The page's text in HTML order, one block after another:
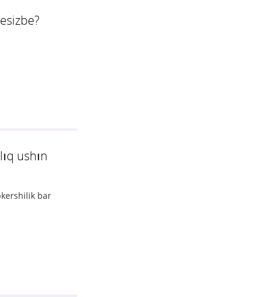
ushın
bar